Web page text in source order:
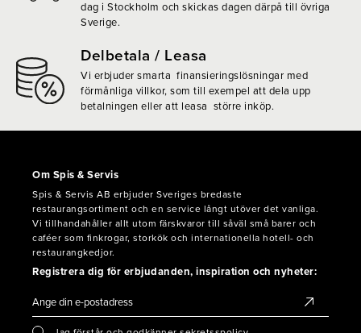
dag i Stockholm och skickas dagen därpå till övriga
Sverige.
Delbetala / Leasa
Vi erbjuder smarta finansieringslösningar med
förmånliga villkor, som till exempel att dela upp
betalningen eller att leasa större inköp.
Om Spis & Servis
Spis & Servis AB erbjuder Sveriges bredaste
restaurangsortiment och en service långt utöver det vanliga.
Vi tillhandahåller allt utom färskvaror till såväl små barer och
caféer som finkrogar, storkök och internationella hotell- och
restaurangkedjor.
Registrera dig för erbjudanden, inspiration och nyheter: